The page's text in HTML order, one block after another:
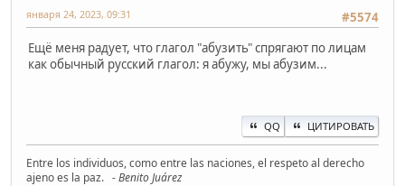
#5574
января 24, 2023, 09:31
Ещё меня радует, что глагол "абузить" спрягают по лицам
как обычный русский глагол: я абужу, мы абузим...
QQ ЦИТИРОВАТЬ
Entre los individuos, como entre las naciones, el respeto al derecho
ajeno es la paz. - Benito Juárez